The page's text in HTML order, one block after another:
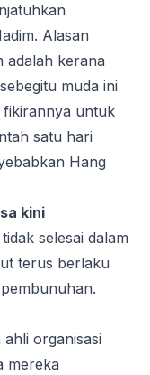
Alasan
adalah kerana
muda ini
fikirannya untuk
satu hari
Hang
kini
selesai dalam
terus berlaku
organisasi
mereka